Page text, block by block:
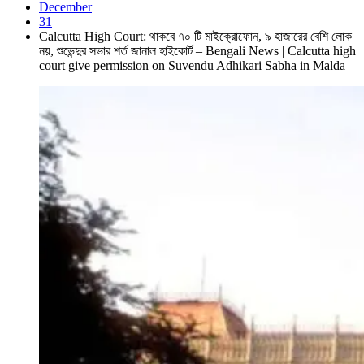
December
31
Calcutta High Court: থাকবে ৭০ টি মাইক্রোফোন, ৯ হাজারের বেশি লোক
নয়, শুভেন্দুর সভার শর্ত জানাল হাইকোর্ট – Bengali News | Calcutta high
court give permission on Suvendu Adhikari Sabha in Malda